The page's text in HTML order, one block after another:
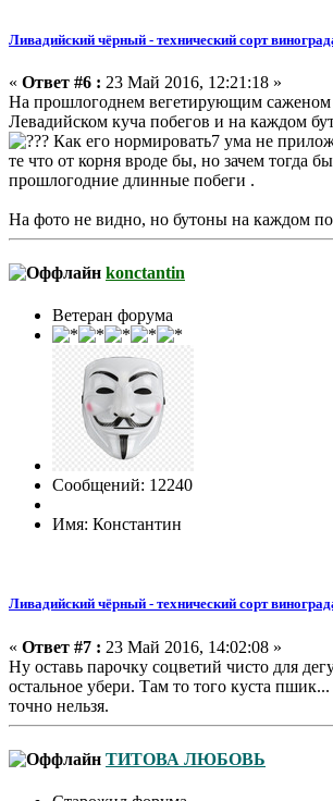
Ливадийский чёрный - технический сорт
« Ответ #6 : 23 Май 2016, 12:21:18 »
На прошлогоднем вегетирующим саженом
Левадийском куча побегов и на каждом
Как его нормировать7 ума не
те что от корня вроде бы, но зачем тогда
прошлогодние длинные побеги .
На фото не видно, но бутоны на каждом
konctantin
Ветеран форума
Сообщений: 12240
Имя: Константин
Ливадийский чёрный - технический сорт
« Ответ #7 : 23 Май 2016, 14:02:08 »
Ну оставь парочку соцветий чисто для
остальное убери. Там то того куста пшик...
точно нельзя.
ТИТОВА ЛЮБОВЬ